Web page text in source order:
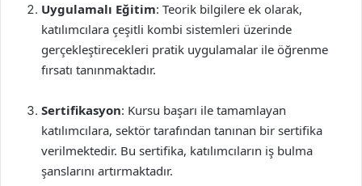
Uygulamalı Eğitim: Teorik bilgilere ek olarak,
katılımcılara çeşitli kombi sistemleri üzerinde
gerçekleştirecekleri pratik uygulamalar ile öğrenme
fırsatı tanınmaktadır.
Sertifikasyon: Kursu başarı ile tamamlayan
katılımcılara, sektör tarafından tanınan bir sertifika
verilmektedir. Bu sertifika, katılımcıların iş bulma
şanslarını artırmaktadır.